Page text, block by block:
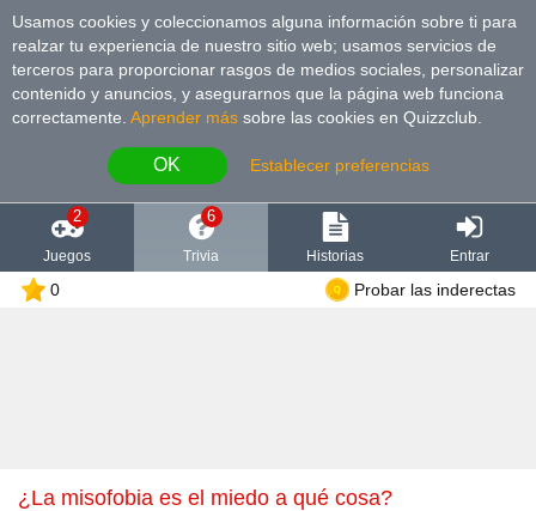
Usamos cookies y coleccionamos alguna información sobre ti para
realzar tu experiencia de nuestro sitio web; usamos servicios de
terceros para proporcionar rasgos de medios sociales, personalizar
contenido y anuncios, y asegurarnos que la página web funciona
correctamente. Aprender más sobre las cookies en Quizzclub.
OK Establecer preferencias
2
Juegos
6
Trivia Historias Entrar
0 Probar las inderectas
¿La misofobia es el miedo a qué cosa?